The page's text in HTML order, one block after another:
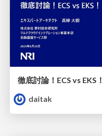
徹底討論！ECS vs EKS！
daitak